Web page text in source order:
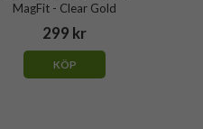
MagFit - Clear Gold
299 kr
KÖP